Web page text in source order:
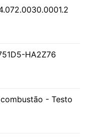
HA2Z76
- Testo